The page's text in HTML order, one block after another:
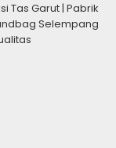
Tas Garut | Pabrik
Selempang